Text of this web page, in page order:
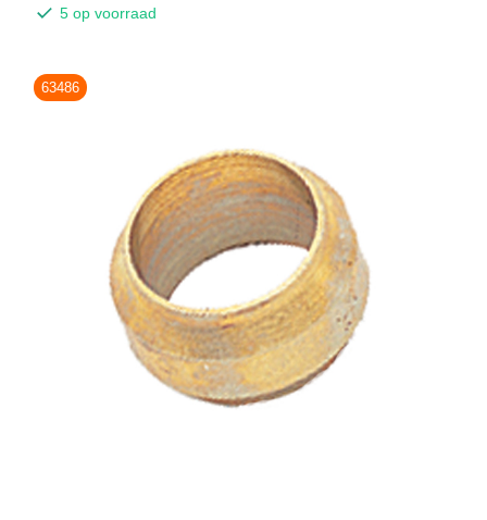
5 op voorraad
63486